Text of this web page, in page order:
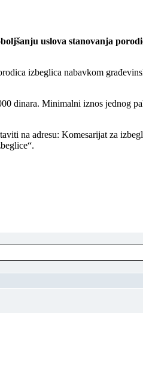
uslova stanovanja
izbeglica nabavkom
dinara. Minimalni iznos jednog
na adresu: Komesarijat za